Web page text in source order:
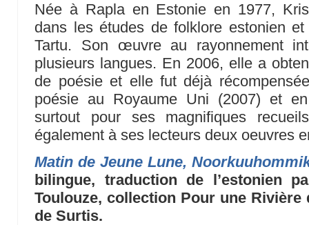
Née à Rapla en Estonie en 1977,
dans les études de folklore estonien et
Tartu. Son œuvre au rayonnement
plusieurs langues. En 2006, elle a
de poésie et elle fut déjà
poésie au Royaume Uni (2007) et
surtout pour ses magnifiques
également à ses lecteurs deux oeuvres
Matin de Jeune Lune,
bilingue, traduction de l’estonien
Toulouze, collection Pour une
de Surtis.